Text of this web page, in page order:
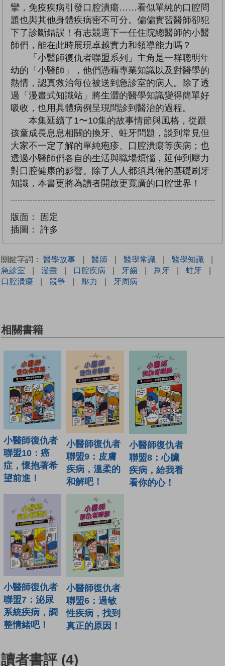
攣，免疫疾病引發口腔潰瘍……看似單純的口腔問
題也與其他身體疾病密不可分。偏偏實習醫師卻犯
下了診斷錯誤！有志競選下一任住院總醫師的小醫
師們，能在此時展現卓越實力和領導能力嗎？
「小醫師復仇者聯盟系列」主角是一群聰明年
幼的「小醫師」，他們憑藉專業知識以及對醫學的
熱情，認真救治每位被送到急診室的病人。除了透
過「漫畫式知識站」將生澀的醫學知識變得簡單好
吸收，也用具體病例呈現問診到醫治的過程。
本集延續了1〜10集的故事情節與風格，從跟
孩童成長息息相關的換牙、蛀牙問題，談到常見但
大家不一定了解的單純疱疹、口腔潰瘍等疾病；也
透過小醫師們各自的生活與職場煩惱，延伸到壓力
對口腔健康的影響。除了人人都須具備的基礎刷牙
知識，本書更將為讀者開啟更寬廣的口腔世界！
版面：
固定
插圖：
許多
關鍵字詞： 醫學故事 | 醫師 | 醫學常識 | 醫學知識
|
急診室
| 漫畫 | 口腔疾病 | 牙齒 | 刷牙 | 蛀牙
|
口腔潰瘍
| 競爭 | 壓力 | 牙周病
相關書籍
小醫師復仇者
聯盟10：癌
症，懷抱著希
望前進！
小醫師復仇者
聯盟9：皮膚
疾病，溫柔的
和解吧！
小醫師復仇者
聯盟8：心臟
疾病，給我看
看你的心！
小醫師復仇者
聯盟7：泌尿
系統疾病，調
整情緒吧！
小醫師復仇者
聯盟6：過敏
性疾病，找到
真正的原因！
讀者書評 (4)